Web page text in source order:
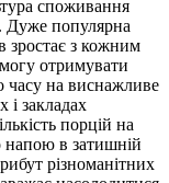
споживання
Дуже популярна
зростає з кожним
отримувати
часу на виснажливе
і закладах
порцій на
напою в затишній
різноманітних